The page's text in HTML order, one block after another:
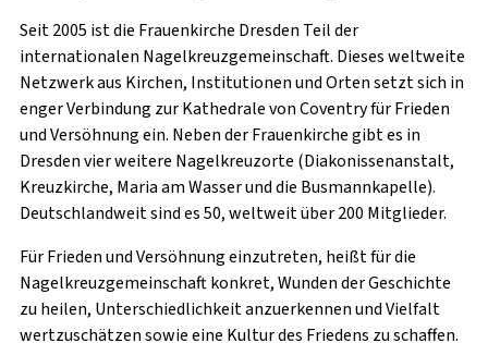
wir Gemeinsam gutes tun. Entzünde eine digitale
Kerze für deine Gebete und unterstütze die
Arbeit der Stiftung Frauenkirche Dresden.
Kerzenspende Spendenshop
Stiftung Frauenkirche Dresden
Seit 2005 ist die Frauenkirche Dresden Teil der
internationalen Nagelkreuzgemeinschaft. Dieses weltweite
Netzwerk aus Kirchen, Institutionen und Orten setzt sich in
enger Verbindung zur Kathedrale von Coventry für Frieden
und Versöhnung ein. Neben der Frauenkirche gibt es in
Dresden vier weitere Nagelkreuzorte (Diakonissenanstalt,
Kreuzkirche, Maria am Wasser und die Busmannkapelle).
Deutschlandweit sind es 50, weltweit über 200 Mitglieder.
Für Frieden und Versöhnung einzutreten, heißt für die
Nagelkreuzgemeinschaft konkret, Wunden der Geschichte
zu heilen, Unterschiedlichkeit anzuerkennen und Vielfalt
wertzuschätzen sowie eine Kultur des Friedens zu schaffen.